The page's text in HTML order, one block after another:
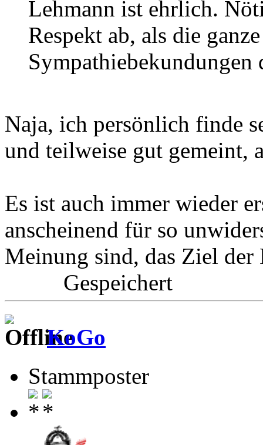
Lehmann ist ehrlich.
Respekt ab, als die
Sympathiebekundungen
Naja, ich persönlich finde
und teilweise gut gemeint,
Es ist auch immer wieder
anscheinend für so
Meinung sind, das Ziel der
Gespeichert
KoGo
Stammposter